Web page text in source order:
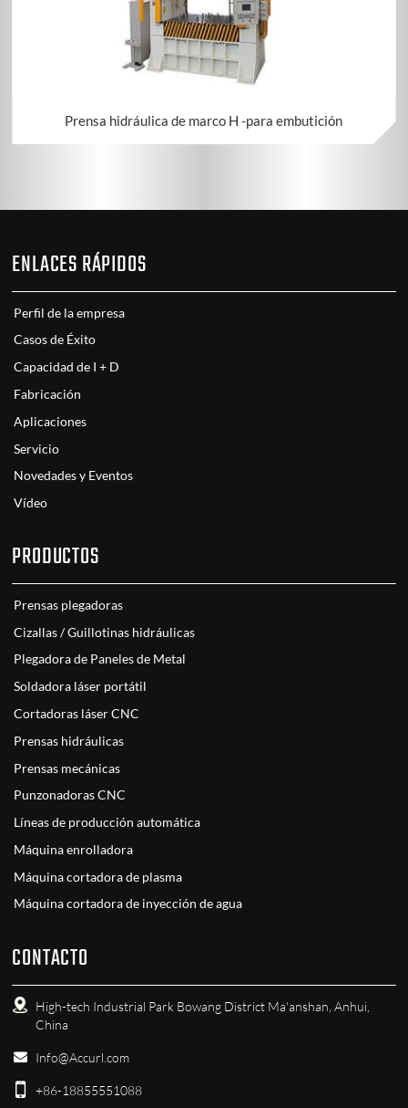
Prensa hidráulica de marco H -para embutición
ENLACES RÁPIDOS
Perfil de la empresa
Casos de Éxito
Capacidad de I + D
Fabricación
Aplicaciones
Servicio
Novedades y Eventos
Vídeo
PRODUCTOS
Prensas plegadoras
Cizallas / Guillotinas hidráulicas
Plegadora de Paneles de Metal
Soldadora láser portátil
Cortadoras láser CNC
Prensas hidráulicas
Prensas mecánicas
Punzonadoras CNC
Líneas de producción automática
Máquina enrolladora
Máquina cortadora de plasma
Máquina cortadora de inyección de agua
CONTACTO
High-tech Industrial Park Bowang District Ma'anshan, Anhui,
China
Info@Accurl.com
+86-18855551088